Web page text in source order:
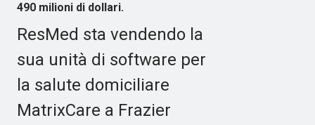
490 milioni di dollari.
ResMed sta vendendo la
sua unità di software per
la salute domiciliare
MatrixCare a Frazier